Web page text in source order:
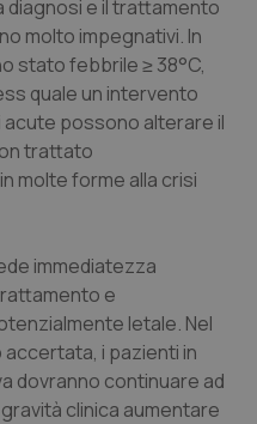
Bolzano
Trento
diagnosi e il trattamento
molto impegnativi. In
stato febbrile ≥ 38°C,
quale un intervento
possono alterare il
trattato
molte forme alla crisi
immediatezza
e
letale. Nel
i pazienti in
dovranno continuare ad
clinica aumentare